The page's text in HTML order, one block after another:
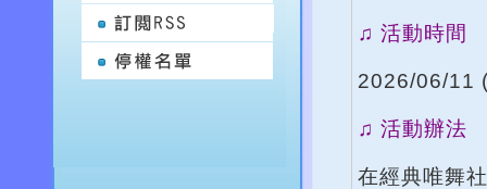
♫ 活動時間
2026/06/11
♫ 活動辦法
在經典唯舞